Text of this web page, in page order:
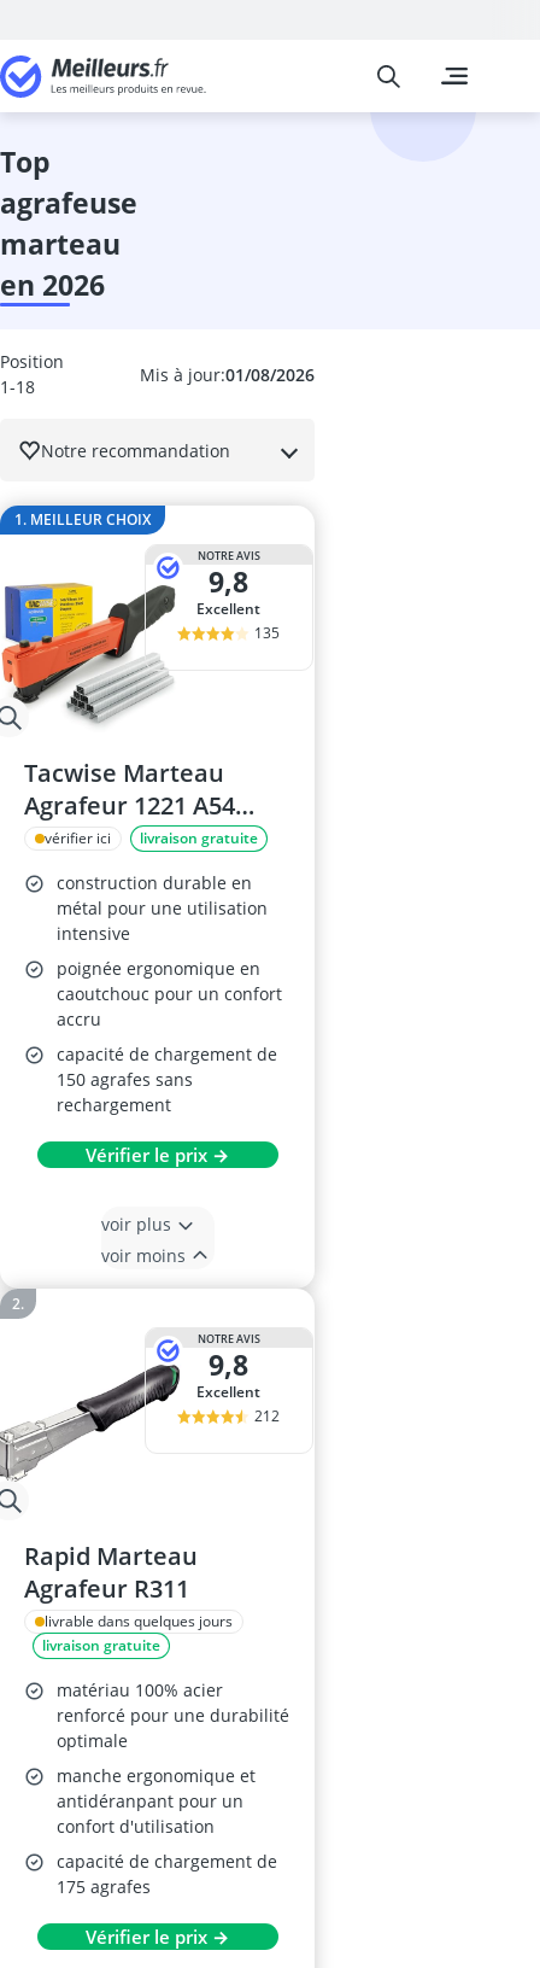
Commerce,
adoucissant
Meilleurs
top
agrafeuse
marteau
en 2026
Mis à jour:01/08/2026
Position
1-18
Notre recommandation
1. MEILLEUR CHOIX
NOTRE AVIS
9,8
Excellent
135
Tacwise Marteau
Agrafeur 1221 A54
avec Agrafes
140/10mm
vérifier ici livraison gratuite
construction durable en
métal pour une utilisation
intensive
poignée ergonomique en
caoutchouc pour un confort
accru
capacité de chargement de
150 agrafes sans
rechargement
Vérifier le prix →
voir plus
voir moins
NOTRE AVIS
9,8
Excellent
212
Rapid Marteau
Agrafeur R311
livrable dans quelques jours
livraison gratuite
matériau 100% acier
renforcé pour une durabilité
optimale
manche ergonomique et
antidéranpant pour un
confort d'utilisation
capacité de chargement de
175 agrafes
Vérifier le prix →